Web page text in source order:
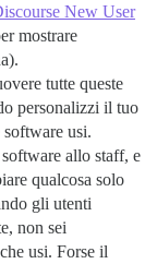
New User
mostrare
tutte queste
personalizzi il tuo
software usi.
allo staff, e
qualcosa solo
gli utenti
non sei
usi. Forse il